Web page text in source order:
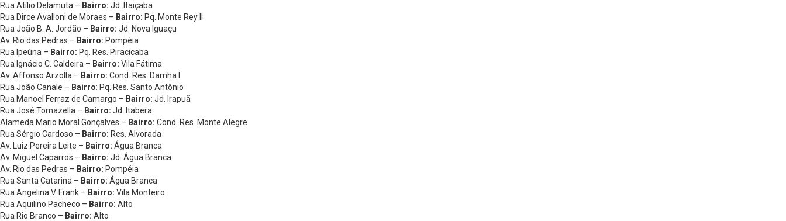
Rua Atílio Delamuta – Bairro: Jd. Itaiçaba
Rua Dirce Avalloni de Moraes – Bairro: Pq. Monte Rey II
Rua João B. A. Jordão – Bairro: Jd. Nova Iguaçu
Av. Rio das Pedras – Bairro: Pompéia
Rua Ipeúna – Bairro: Pq. Res. Piracicaba
Rua Ignácio C. Caldeira – Bairro: Vila Fátima
Av. Affonso Arzolla – Bairro: Cond. Res. Damha I
Rua João Canale – Bairro: Pq. Res. Santo Antônio
Rua Manoel Ferraz de Camargo – Bairro: Jd. Irapuã
Rua José Tomazella – Bairro: Jd. Itabera
Alameda Mario Moral Gonçalves – Bairro: Cond. Res. Monte Alegre
Rua Sérgio Cardoso – Bairro: Res. Alvorada
Av. Luiz Pereira Leite – Bairro: Água Branca
Av. Miguel Caparros – Bairro: Jd. Água Branca
Av. Rio das Pedras – Bairro: Pompéia
Rua Santa Catarina – Bairro: Água Branca
Rua Angelina V. Frank – Bairro: Vila Monteiro
Rua Aquilino Pacheco – Bairro: Alto
Rua Rio Branco – Bairro: Alto